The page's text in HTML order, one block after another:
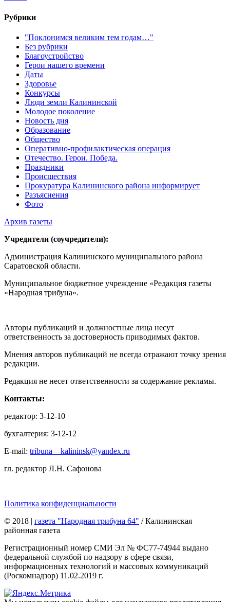
Рубрики
"Поклонимся великим тем годам…"
Без рубрики
Благоустройство
Герои нашего времени
Даты
Здоровье
Конкурсы
Люди земли Калининской
Молодое поколение
Новость дня
Образование
Общество
Оперативно-профилактическая операция
Отечество. Герои. Победа.
Праздники
Происшествия
Прокуратура Калининского района информирует
Разъяснения
Фото
Архив газеты
Учредители (соучредители):
Администрация Калининского муниципального района
Саратовской области.
Муниципальное бюджетное учреждение «Редакция газеты
«Народная трибуна».
Авторы публикаций и должностные лица несут
ответственность за достоверность приводимых фактов.
Мнения авторов публикаций не всегда отражают точку зрения
редакции.
Редакция не несет ответственности за содержание рекламы.
Контакты:
редактор: 3-12-10
бухгалтерия: 3-12-12
E-mail: tribuna—kalininsk@yandex.ru
гл. редактор Л.Н. Сафонова
Политика конфиденциальности
© 2018 | газета "Народная трибуна 64" / Калининская
районная газета
Регистрационный номер СМИ Эл № ФС77-74944 выдано
федеральной службой по надзору в сфере связи,
информационных технологий и массовых коммуникаций
(Роскомнадзор) 11.02.2019 г.